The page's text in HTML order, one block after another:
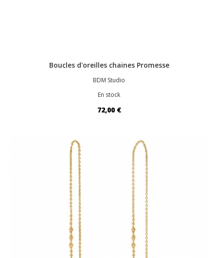
Boucles d'oreilles chaines Promesse
BDM Studio
En stock
72,00 €